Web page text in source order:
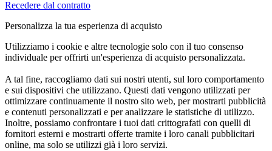
Recedere dal contratto
Personalizza la tua esperienza di acquisto
Utilizziamo i cookie e altre tecnologie solo con il tuo consenso
individuale per offrirti un'esperienza di acquisto personalizzata.
A tal fine, raccogliamo dati sui nostri utenti, sul loro comportamento
e sui dispositivi che utilizzano. Questi dati vengono utilizzati per
ottimizzare continuamente il nostro sito web, per mostrarti pubblicità
e contenuti personalizzati e per analizzare le statistiche di utilizzo.
Inoltre, possiamo confrontare i tuoi dati crittografati con quelli di
fornitori esterni e mostrarti offerte tramite i loro canali pubblicitari
online, ma solo se utilizzi già i loro servizi.